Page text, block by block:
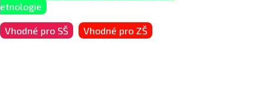
etnologie
Vhodné pro SŠ Vhodné pro ZŠ